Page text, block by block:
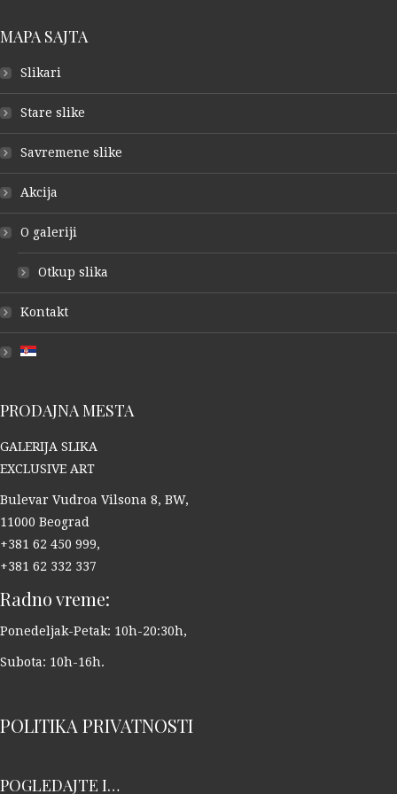
MAPA SAJTA
Slikari
Stare slike
Savremene slike
Akcija
O galeriji
Otkup slika
Kontakt
PRODAJNA MESTA
GALERIJA SLIKA
EXCLUSIVE ART
Bulevar Vudroa Vilsona 8, BW,
11000 Beograd
+381 62 450 999,
+381 62 332 337
Radno vreme:
Ponedeljak-Petak: 10h-20:30h,
Subota: 10h-16h.
POLITIKA PRIVATNOSTI
POGLEDAJTE I…